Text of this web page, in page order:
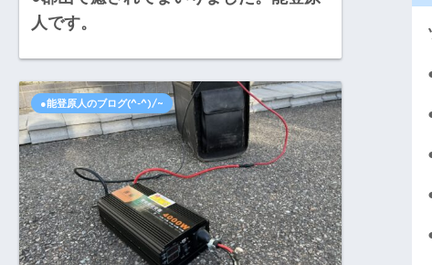
人です。
●能登原人のブログ(^-^)/~